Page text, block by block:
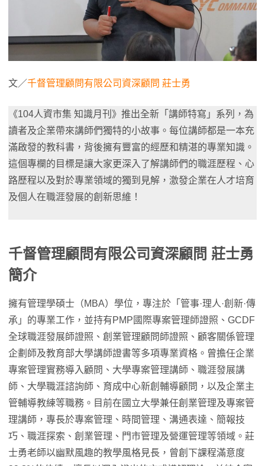
文／千督管理顧問有限公司資深顧問 莊士勇
《104人資市集 知識月刊》推出全新「講師特寫」系列，為
讀者及企業帶來講師們獨特的小故事。每位講師都是一本充
滿啟發的教科書，背後擁有豐富的經歷和精湛的專業知識。
這個專欄的目標是讓大家更深入了解講師們的職涯歷程、心
路歷程以及對於專業領域的獨到見解，激發企業在人才培育
及個人在職涯發展的創新思維！
千督管理顧問有限公司資深顧問 莊士勇
簡介
擁有管理學碩士（MBA）學位，專注於「管事·理人·創新·傳
承」的專業工作，並持有PMP國際專案管理師證照、GCDF
全球職涯發展師證照、創業管理顧問師證照、顧客關係管理
企劃師及教育部大學講師證書等多項專業資格。曾擔任企業
專案管理實務導入顧問、大學專案管理講師、職涯發展講
師、大學職涯諮詢師、育成中心新創輔導顧問，以及企業主
管輔導教練等職務。目前在國立大學兼任創業管理及專案管
理講師，專長於專案管理、時間管理、溝通表達、簡報技
巧、職涯探索、創業管理、門市管理及營運管理等領域。莊
士勇老師以幽默風趣的教學風格見長，曾創下課程滿意度